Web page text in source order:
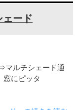
ェード
マルチシェード通
にピッタ